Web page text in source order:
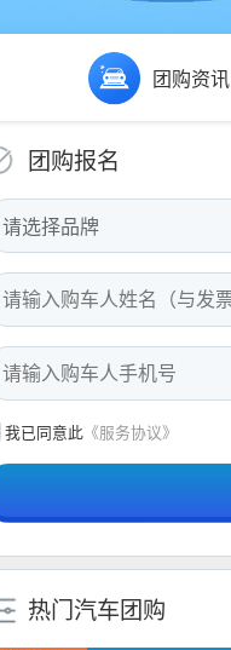
团购资讯
团购报名
请选择品牌
我已同意此《服务协议》
热门汽车团购